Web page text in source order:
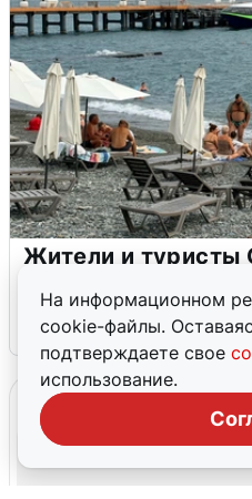
На информационном
cookie-файлы.
подтверждаете свое
использование.
Жители и туристы
5 августа 0